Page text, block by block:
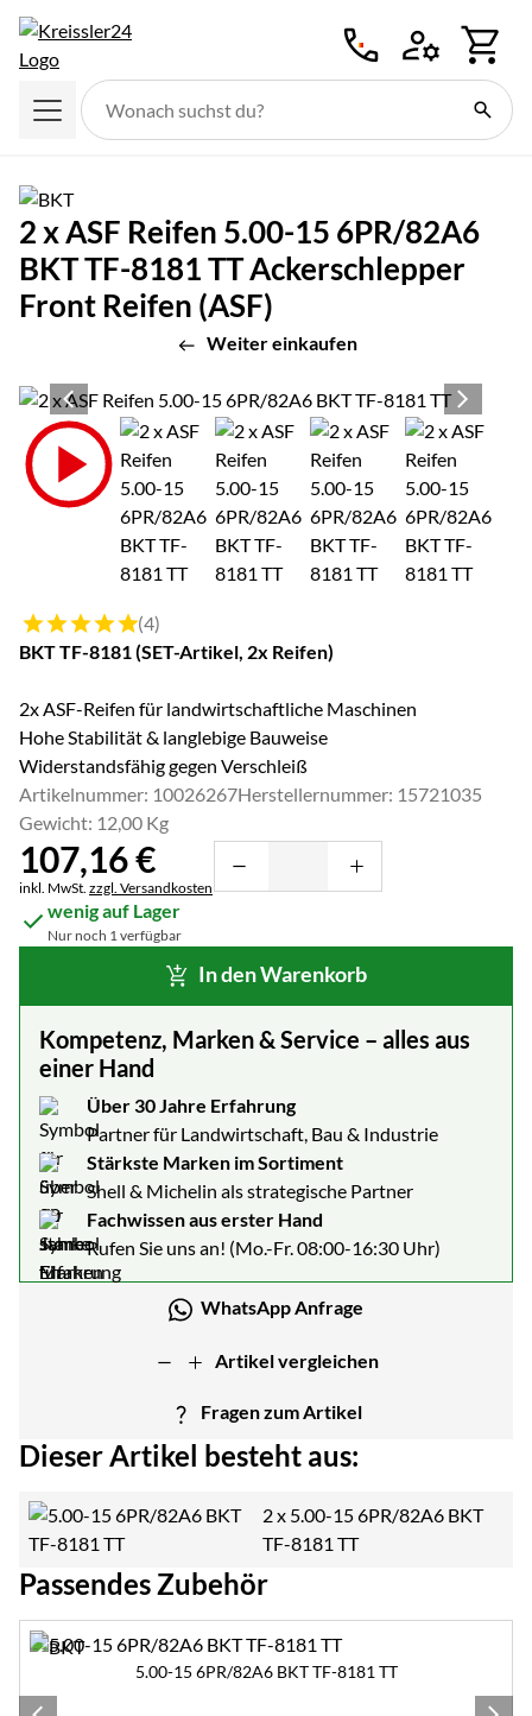
2 x ASF Reifen 5.00-15 6PR/82A6
BKT TF-8181 TT Ackerschlepper
Front Reifen (ASF)
Weiter einkaufen
Produktgalerie
Zur Kaufbox springen
Bewertung: 5 von 5 (4 Bewertungen)
(4)
BKT TF-8181 (SET-Artikel, 2x Reifen)
2x ASF-Reifen für landwirtschaftliche Maschinen
Hohe Stabilität & langlebige Bauweise
Widerstandsfähig gegen Verschleiß
Artikelnummer: 10026267Herstellernummer: 15721035
Gewicht: 12,00 Kg
107,16€
Steuerhinweis:
inkl. MwSt. zzgl. Versandkosten
wenig auf Lager
Nur noch 1 verfügbar
In den Warenkorb
Kompetenz, Marken & Service – alles aus
einer Hand
Über 30 Jahre Erfahrung
Partner für Landwirtschaft, Bau & Industrie
Stärkste Marken im Sortiment
Shell & Michelin als strategische Partner
Fachwissen aus erster Hand
Rufen Sie uns an! (Mo.-Fr. 08:00-16:30 Uhr)
WhatsApp Anfrage
Artikel vergleichen
Fragen zum Artikel
Dieser Artikel besteht aus:
2 x 5.00-15 6PR/82A6 BKT
TF-8181 TT
Passendes Zubehör
Zubehör überspringen
5.00-15 6PR/82A6 BKT TF-8181 TT